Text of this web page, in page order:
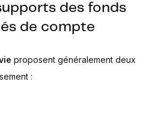
des fonds
de compte
proposent généralement deux
: